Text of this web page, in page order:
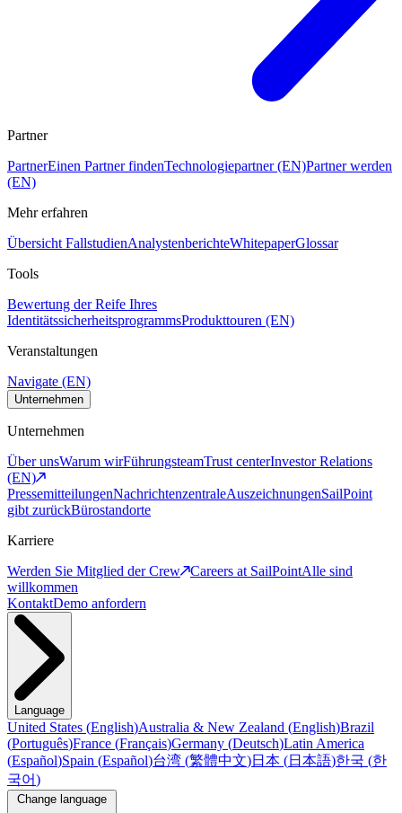
Partner
PartnerEinen Partner findenTechnologiepartner (EN)Partner werden
(EN)
Mehr erfahren
Übersicht FallstudienAnalystenberichteWhitepaperGlossar
Tools
Bewertung der Reife Ihres
IdentitätssicherheitsprogrammsProdukttouren (EN)
Veranstaltungen
Navigate (EN)
Unternehmen
Unternehmen
Über unsWarum wirFührungsteamTrust centerInvestor Relations
(EN)
PressemitteilungenNachrichtenzentraleAuszeichnungenSailPoint
gibt zurückBürostandorte
Karriere
Werden Sie Mitglied der Crew
Careers at SailPointAlle sind
willkommen
KontaktDemo anfordern
Language
United States (English)Australia & New Zealand (English)Brazil
(Português)France (Français)Germany (Deutsch)Latin America
(Español)Spain (Español)台湾 (繁體中文)日本 (日本語)한국 (한
국어)
Change language